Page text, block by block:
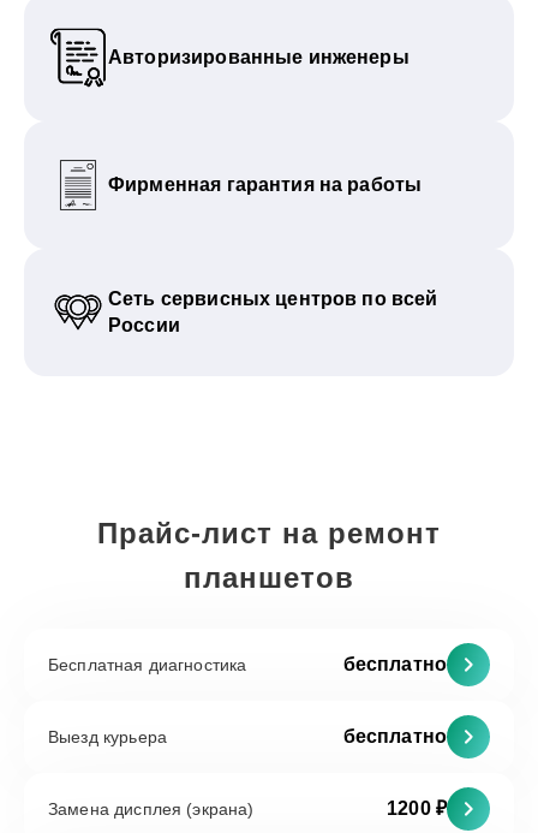
Авторизированные инженеры
Фирменная гарантия на работы
Сеть сервисных центров по всей
России
Прайс-лист на ремонт
планшетов
Бесплатная диагностика бесплатно
Выезд курьера бесплатно
Замена дисплея (экрана) 1200 ₽